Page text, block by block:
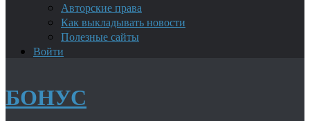
Авторские права
Как выкладывать новости
Полезные сайты
Войти
БОНУС